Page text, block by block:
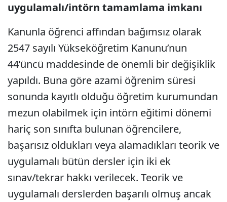
uygulamalı/intörn tamamlama imkanı
Kanunla öğrenci affından bağımsız olarak
2547 sayılı Yükseköğretim Kanunu’nun
44’üncü maddesinde de önemli bir değişiklik
yapıldı. Buna göre azami öğrenim süresi
sonunda kayıtlı olduğu öğretim kurumundan
mezun olabilmek için intörn eğitimi dönemi
hariç son sınıfta bulunan öğrencilere,
başarısız oldukları veya alamadıkları teorik ve
uygulamalı bütün dersler için iki ek
sınav/tekrar hakkı verilecek. Teorik ve
uygulamalı derslerden başarılı olmuş ancak